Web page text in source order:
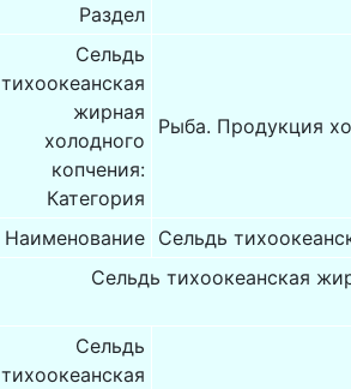
Раздел
Сельдь
тихоокеанская
жирная
холодного
копчения:
Категория
Рыба. Продукция
Наименование Сельдь
Сельдь тихоокеанская
Сельдь
тихоокеанская